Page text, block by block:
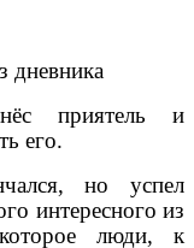
дневника
приятель и
его.
но успел
интересного из
люди, к